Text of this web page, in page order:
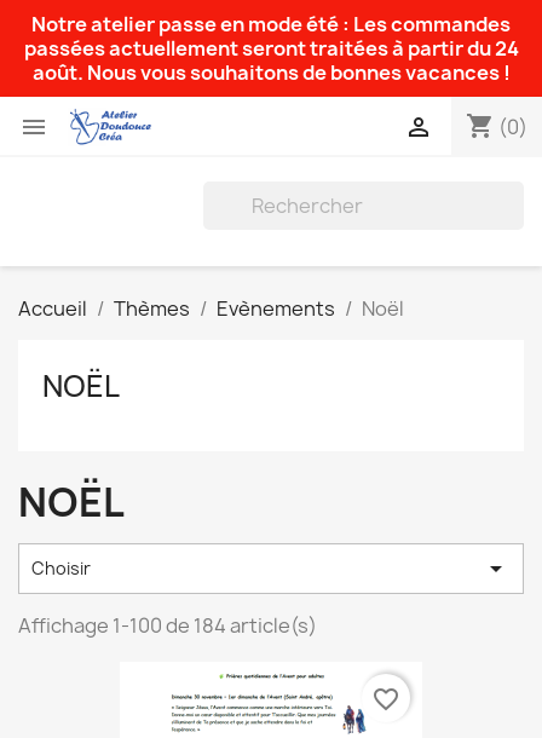
Notre atelier passe en mode été : Les commandes
passées actuellement seront traitées à partir du 24
août. Nous vous souhaitons de bonnes vacances !
 shopping_cart (0)

Accueil Thèmes Evènements Noël
NOËL
NOËL
Choisir 
Affichage 1-100 de 184 article(s)
favorite_border